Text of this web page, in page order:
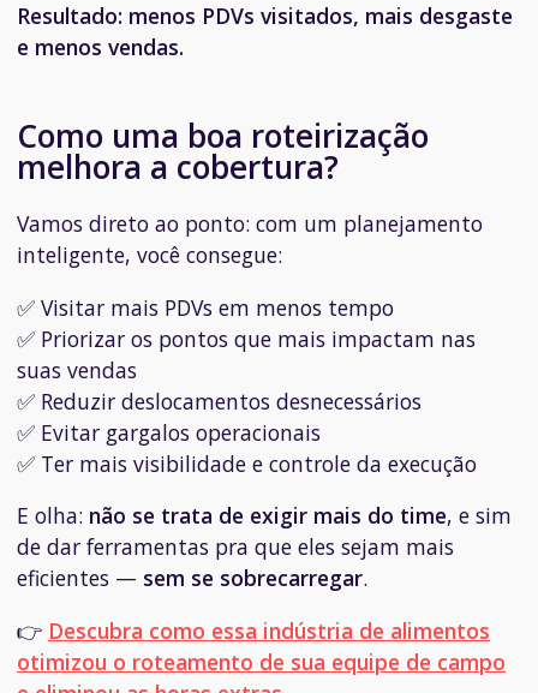
Resultado: menos PDVs visitados, mais desgaste
e menos vendas.
Como uma boa roteirização
melhora a cobertura?
Vamos direto ao ponto: com um planejamento
inteligente, você consegue:
✅ Visitar mais PDVs em menos tempo
✅ Priorizar os pontos que mais impactam nas
suas vendas
✅ Reduzir deslocamentos desnecessários
✅ Evitar gargalos operacionais
✅ Ter mais visibilidade e controle da execução
E olha: não se trata de exigir mais do time, e sim
de dar ferramentas pra que eles sejam mais
eficientes — sem se sobrecarregar.
👉 Descubra como essa indústria de alimentos
otimizou o roteamento de sua equipe de campo